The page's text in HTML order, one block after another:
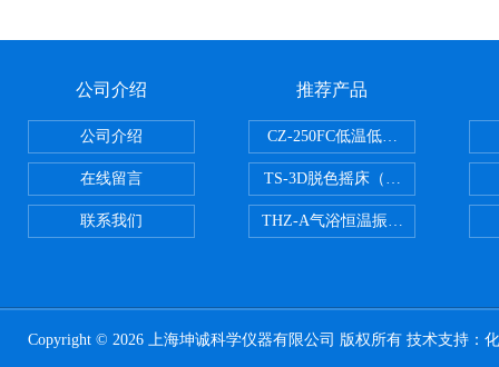
公司介绍
公司介绍
在线留言
联系我们
推荐产品
CZ-250FC低温低湿种子储藏柜
TS-3D脱色摇床（三维运动）
THZ-A气浴恒温振荡器
Copyright © 2026 上海坤诚科学仪器有限公司 版权所有 技术支持：